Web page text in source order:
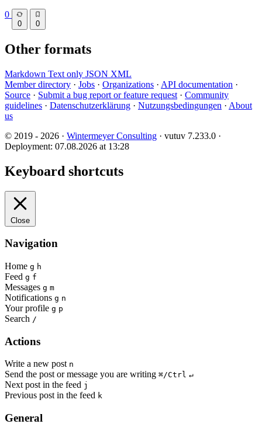
0
0 0
Other formats
Markdown Text only JSON XML
Member directory · Jobs · Organizations · API documentation ·
Source · Submit a bug report or feature request · Community
guidelines · Datenschutzerklärung · Nutzungsbedingungen · About
us
© 2019 - 2026 · Wintermeyer Consulting · vutuv 7.233.0 ·
Deployment: 07.08.2026 at 13:28
Keyboard shortcuts
Close
Navigation
Home g h
Feed g f
Messages g m
Notifications g n
Your profile g p
Search /
Actions
Write a new post n
Send the post or message you are writing ⌘/Ctrl ↵
Next post in the feed j
Previous post in the feed k
General